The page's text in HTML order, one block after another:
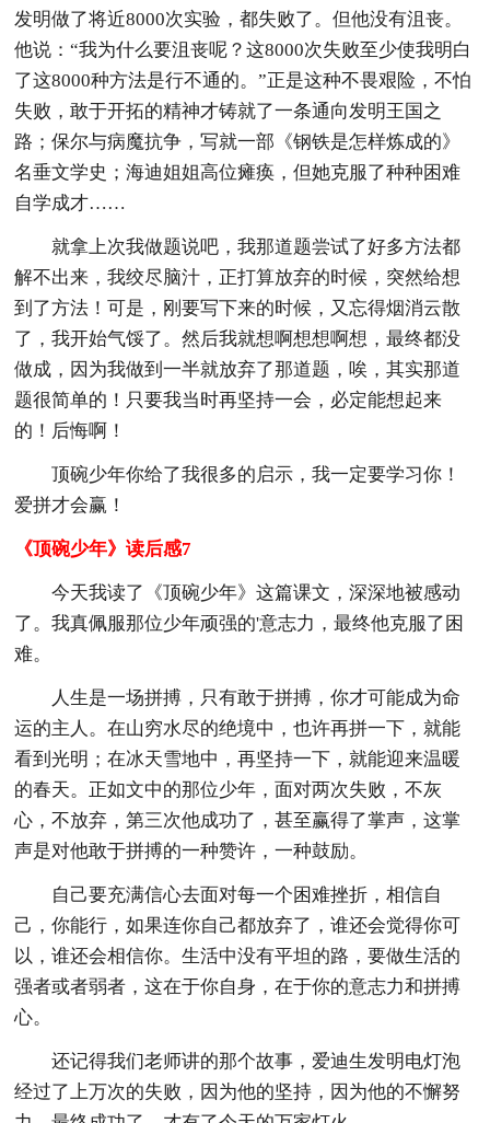
发明做了将近8000次实验，都失败了。但他没有沮丧。
他说：“我为什么要沮丧呢？这8000次失败至少使我明白
了这8000种方法是行不通的。”正是这种不畏艰险，不怕
失败，敢于开拓的精神才铸就了一条通向发明王国之
路；保尔与病魔抗争，写就一部《钢铁是怎样炼成的》
名垂文学史；海迪姐姐高位瘫痪，但她克服了种种困难
自学成才……
就拿上次我做题说吧，我那道题尝试了好多方法都
解不出来，我绞尽脑汁，正打算放弃的时候，突然给想
到了方法！可是，刚要写下来的时候，又忘得烟消云散
了，我开始气馁了。然后我就想啊想想啊想，最终都没
做成，因为我做到一半就放弃了那道题，唉，其实那道
题很简单的！只要我当时再坚持一会，必定能想起来
的！后悔啊！
顶碗少年你给了我很多的启示，我一定要学习你！
爱拼才会赢！
《顶碗少年》读后感7
今天我读了《顶碗少年》这篇课文，深深地被感动
了。我真佩服那位少年顽强的'意志力，最终他克服了困
难。
人生是一场拼搏，只有敢于拼搏，你才可能成为命
运的主人。在山穷水尽的绝境中，也许再拼一下，就能
看到光明；在冰天雪地中，再坚持一下，就能迎来温暖
的春天。正如文中的那位少年，面对两次失败，不灰
心，不放弃，第三次他成功了，甚至赢得了掌声，这掌
声是对他敢于拼搏的一种赞许，一种鼓励。
自己要充满信心去面对每一个困难挫折，相信自
己，你能行，如果连你自己都放弃了，谁还会觉得你可
以，谁还会相信你。生活中没有平坦的路，要做生活的
强者或者弱者，这在于你自身，在于你的意志力和拼搏
心。
还记得我们老师讲的那个故事，爱迪生发明电灯泡
经过了上万次的失败，因为他的坚持，因为他的不懈努